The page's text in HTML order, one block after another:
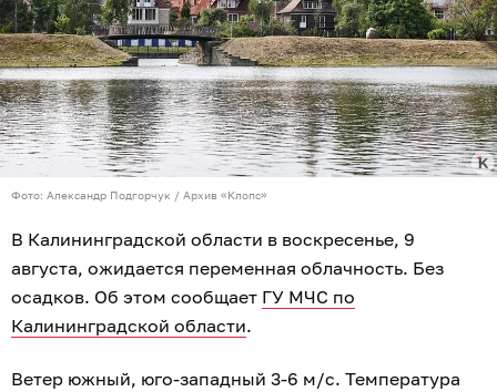
Фото: Александр Подгорчук / Архив «Клопс»
В Калининградской области в воскресенье, 9
августа, ожидается переменная облачность. Без
осадков. Об этом сообщает ГУ МЧС по
Калининградской области.
Ветер южный, юго-западный 3-6 м/с. Температура